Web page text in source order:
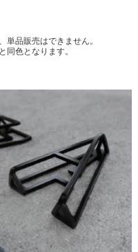
品販売はできません。
色となります。